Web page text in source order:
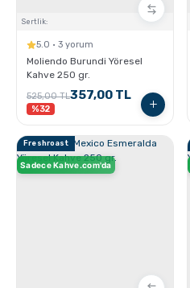
Sertlik:
5.0 · 3 yorum
Moliendo Burundi Yöresel
Kahve 250 gr.
525,00 TL357,00 TL
%32
Freshroast
Sadece Kahve.com'da